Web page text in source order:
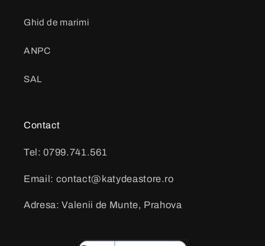
Ghid de marimi
ANPC
SAL
Contact
Tel: 0799.741.561
Email: contact@katydeastore.ro
Adresa: Valenii de Munte, Prahova